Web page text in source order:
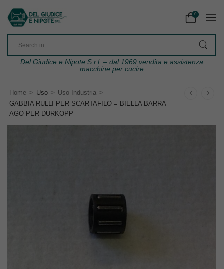
0
Del Giudice e Nipote S.r.l. – dal 1969 vendita e assistenza
macchine per cucire
Home > Uso > Uso Industria >
GABBIA RULLI PER SCARTAFILO = BIELLA BARRA
AGO PER DURKOPP